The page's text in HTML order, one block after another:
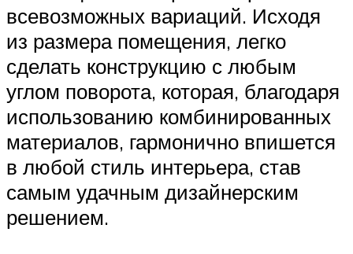
всевозможных вариаций. Исходя
из размера помещения, легко
сделать конструкцию с любым
углом поворота, которая, благодаря
использованию комбинированных
материалов, гармонично впишется
в любой стиль интерьера, став
самым удачным дизайнерским
решением.